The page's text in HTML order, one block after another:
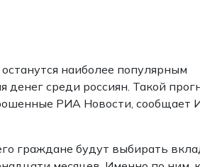
наиболее популярным
денег среди россиян. Такой
РИА Новости, сообщает
граждане будут выбирать